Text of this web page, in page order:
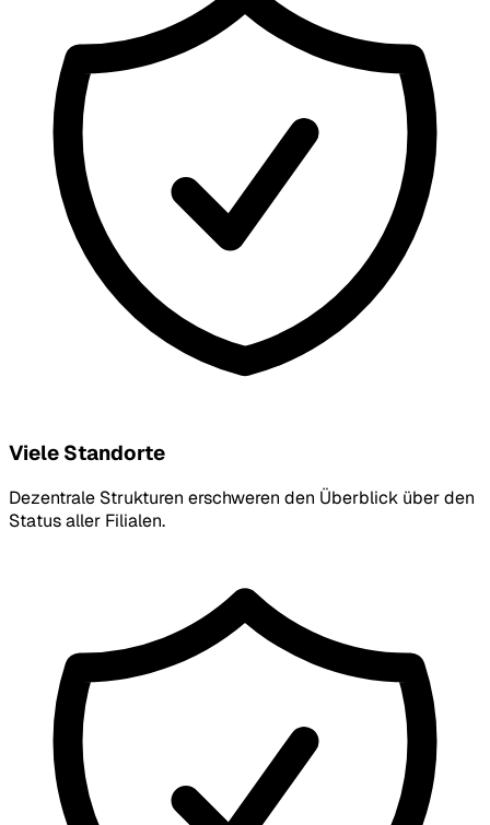
Viele Standorte
Dezentrale Strukturen erschweren den Überblick über den
Status aller Filialen.